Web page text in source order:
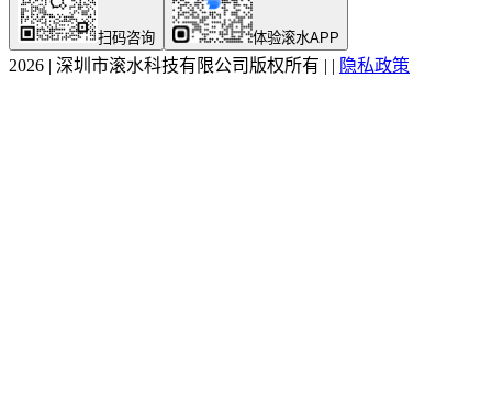
扫码咨询 体验滚水APP
2026 | 深圳市滚水科技有限公司版权所有 | | 隐私政策